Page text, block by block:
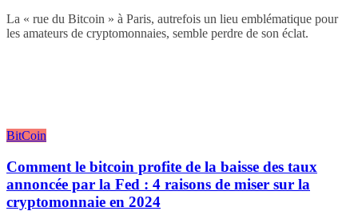
La « rue du Bitcoin » à Paris, autrefois un lieu emblématique pour
les amateurs de cryptomonnaies, semble perdre de son éclat.
BitCoin
Comment le bitcoin profite de la baisse des taux
annoncée par la Fed : 4 raisons de miser sur la
cryptomonnaie en 2024